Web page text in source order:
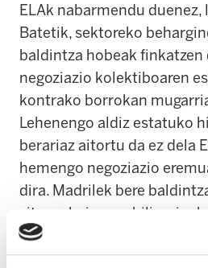
ELAk nabarmendu
Batetik, sektoreko
baldintza hobeak
negoziazio kolektiboaren
kontrako borrokan
Lehenengo aldiz estatuko
berariaz aitortu da ez dela
hemengo negoziazio
dira. Madrilek bere
zituen, baina
geldiarazteko modurik
eutsiko dio lan-baldintzak